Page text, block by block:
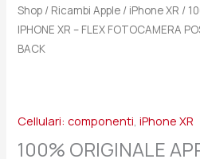
Shop / Ricambi Apple / iPhone XR /
IPHONE XR – FLEX FOTOCAMERA
BACK
Cellulari: componenti,iPhone XR
100% ORIGINALE